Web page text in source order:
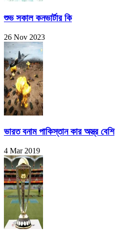
শুভ সকাল কনভার্টার কি
26 Nov 2023
ভারত বনাম পাকিস্তান কার অস্ত্র বেশি
4 Mar 2019